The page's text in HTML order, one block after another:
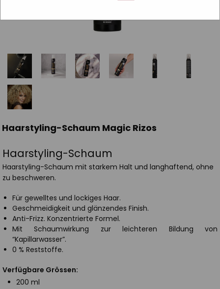
Haarstyling-Schaum Magic Rizos
Haarstyling-Schaum
Haarstyling-Schaum mit starkem Halt und langhaftend, ohne
zu beschweren.
Für gewelltes und lockiges Haar.
Geschmeidigkeit und glänzendes Finish.
Anti-Frizz. Konzentrierte Formel.
Mit Schaumwirkung zur leichteren Bildung von
“Kapillarwasser”.
0 % Reststoffe.
Verfügbare Grössen:
200 ml